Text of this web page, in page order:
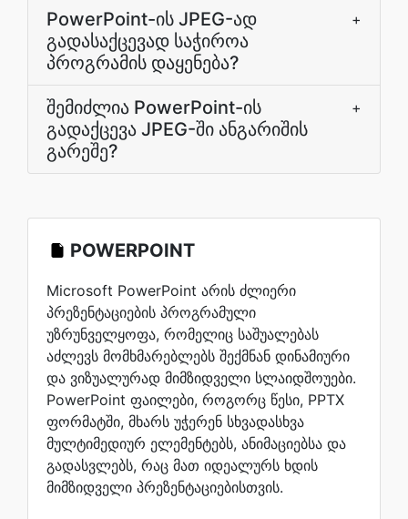
PowerPoint-ის JPEG-ად
გადასაქცევად საჭიროა
პროგრამის დაყენება?
+
შემიძლია PowerPoint-ის
გადაქცევა JPEG-ში ანგარიშის
გარეშე?
+
POWERPOINT
Microsoft PowerPoint არის ძლიერი
პრეზენტაციების პროგრამული
უზრუნველყოფა, რომელიც საშუალებას
აძლევს მომხმარებლებს შექმნან დინამიური
და ვიზუალურად მიმზიდველი სლაიდშოუები.
PowerPoint ფაილები, როგორც წესი, PPTX
ფორმატში, მხარს უჭერენ სხვადასხვა
მულტიმედიურ ელემენტებს, ანიმაციებსა და
გადასვლებს, რაც მათ იდეალურს ხდის
მიმზიდველი პრეზენტაციებისთვის.